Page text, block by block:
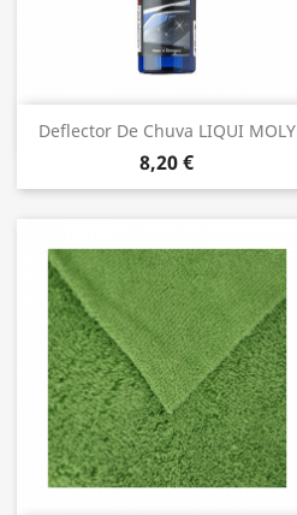
Deflector De Chuva LIQUI MOLY
8,20 €
Vista rápida